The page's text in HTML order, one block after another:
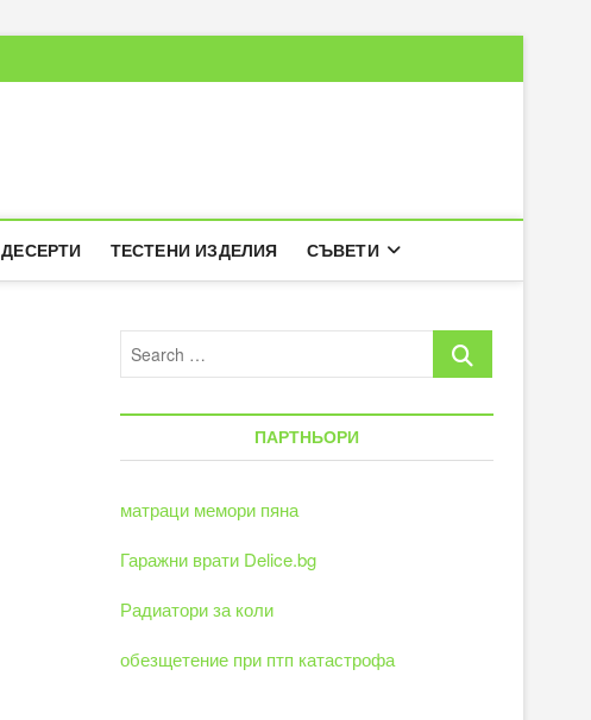
ДЕСЕРТИ ТЕСТЕНИ ИЗДЕЛИЯ СЪВЕТИ
Search
ПАРТНЬОРИ
матраци мемори пяна
Гаражни врати Delice.bg
Радиатори за коли
обезщетение при птп катастрофа